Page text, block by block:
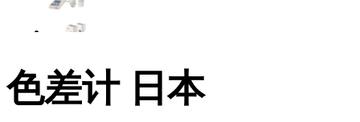
色差计 日本